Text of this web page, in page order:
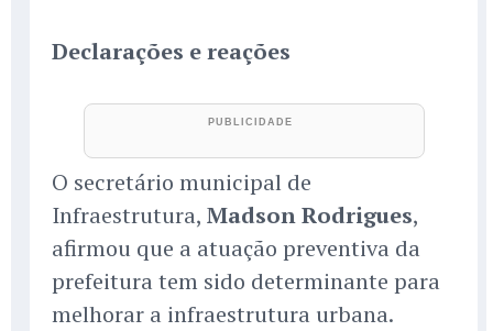
Declarações e reações
O secretário municipal de
Infraestrutura, Madson Rodrigues,
afirmou que a atuação preventiva da
prefeitura tem sido determinante para
melhorar a infraestrutura urbana.